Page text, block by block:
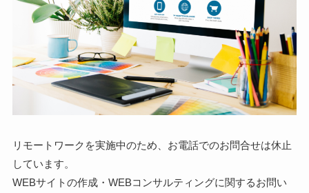
リモートワークを実施中のため、お電話でのお問合せは休止
しています。
WEBサイトの作成・WEBコンサルティングに関するお問い